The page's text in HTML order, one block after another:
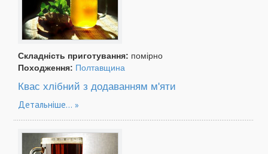
Складність приготування: помірно
Походження: Полтавщина
Квас хлібний з додаванням м'яти
Детальніше...